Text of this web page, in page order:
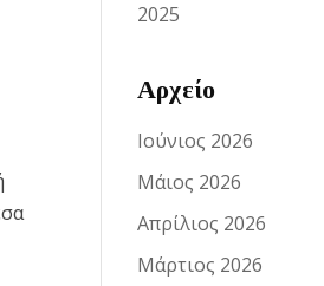
2025
Αρχείο
Ιούνιος 2026
Μάιος 2026
Απρίλιος 2026
Μάρτιος 2026